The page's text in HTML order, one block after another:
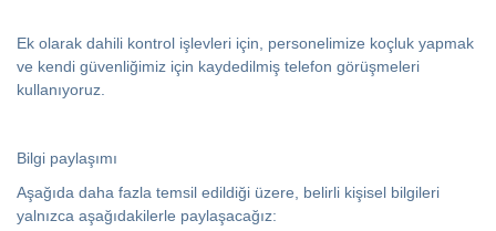
Ek olarak dahili kontrol işlevleri için, personelimize koçluk yapmak
ve kendi güvenliğimiz için kaydedilmiş telefon görüşmeleri
kullanıyoruz.
Bilgi paylaşımı
Aşağıda daha fazla temsil edildiği üzere, belirli kişisel bilgileri
yalnızca aşağıdakilerle paylaşacağız: